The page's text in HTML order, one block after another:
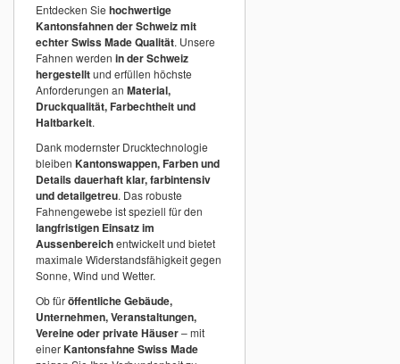
Entdecken Sie hochwertige
Kantonsfahnen der Schweiz mit
echter Swiss Made Qualität. Unsere
Fahnen werden in der Schweiz
hergestelltund erfüllen höchste
Anforderungen an Material,
Druckqualität, Farbechtheit und
Haltbarkeit.
Dank modernster Drucktechnologie
bleiben Kantonswappen, Farben und
Details dauerhaft klar, farbintensiv
und detailgetreu. Das robuste
Fahnengewebe ist speziell für den
langfristigen Einsatz im
Aussenbereichentwickelt und bietet
maximale Widerstandsfähigkeit gegen
Sonne, Wind und Wetter.
Ob füröffentliche Gebäude,
Unternehmen, Veranstaltungen,
Vereine oder private Häuser– mit
einerKantonsfahne Swiss Made